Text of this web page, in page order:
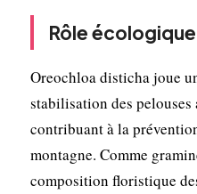
Rôle
Oreochloa disticha joue
stabilisation des
contribuant à la
montagne. Comme
composition floristique